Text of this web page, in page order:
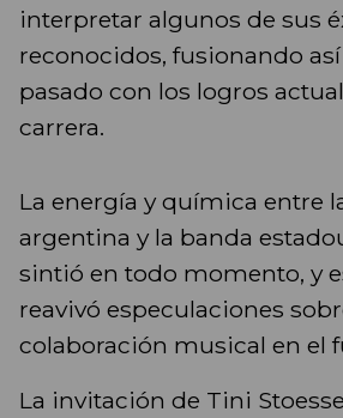
interpretar algunos de sus
reconocidos, fusionando
pasado con los logros
carrera.
La energía y química entre
argentina y la banda
sintió en todo momento, y
reavivó especulaciones
colaboración musical en el
La invitación de Tini